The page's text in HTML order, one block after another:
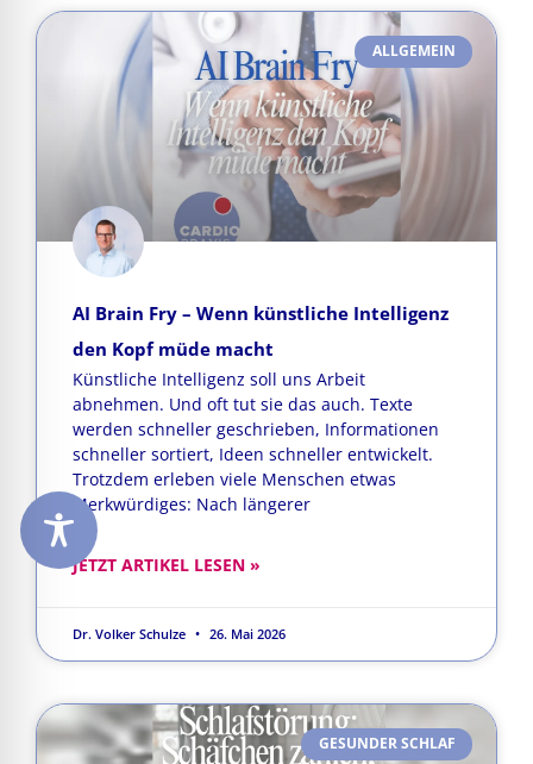
ALLGEMEIN
AI Brain Fry – Wenn künstliche Intelligenz
den Kopf müde macht
Künstliche Intelligenz soll uns Arbeit
abnehmen. Und oft tut sie das auch. Texte
werden schneller geschrieben, Informationen
schneller sortiert, Ideen schneller entwickelt.
Trotzdem erleben viele Menschen etwas
Merkwürdiges: Nach längerer
JETZT ARTIKEL LESEN »
Dr. Volker Schulze 26. Mai 2026
GESUNDER SCHLAF